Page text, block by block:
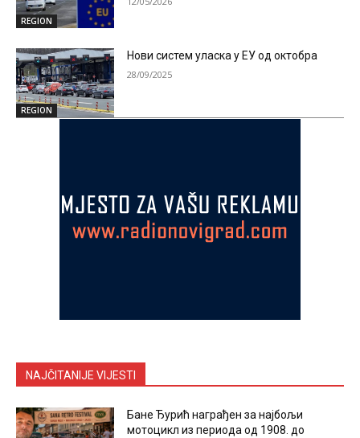
REGION
REGION
Нови систем уласка у ЕУ од октобра
28/09/2025
NAJČITANIJE VIJESTI
Бане Ђурић награђен за најбољи
мотоцикл из периода од 1908. до